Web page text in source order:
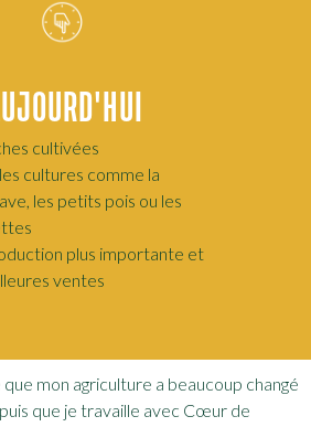
cultivées
cultures comme la
les petits pois ou les
plus importante et
ventes
mon agriculture a beaucoup changé
que je travaille avec Cœur de